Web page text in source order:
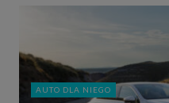
AUTO DLA NIEGO